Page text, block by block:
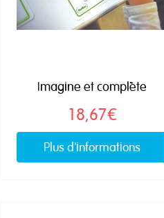
Imagine et complète
18,67€
Plus d'informations